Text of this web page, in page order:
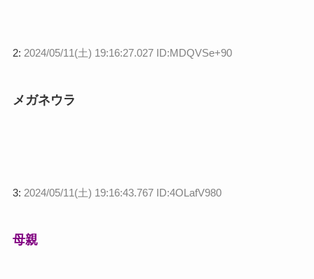
2: 2024/05/11(土) 19:16:27.027 ID:MDQVSe+90
メガネウラ
3: 2024/05/11(土) 19:16:43.767 ID:4OLafV980
母親